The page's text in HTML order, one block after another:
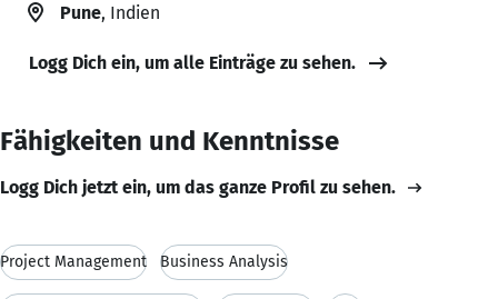
Pune, Indien
Logg Dich ein, um alle Einträge zu sehen.
Fähigkeiten und Kenntnisse
Logg Dich jetzt ein, um das ganze Profil zu sehen.
Project Management Business Analysis